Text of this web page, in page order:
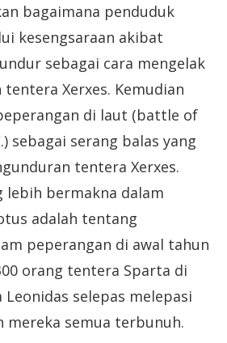
bagaimana penduduk
kesengsaraan akibat
sebagai cara mengelak
Xerxes. Kemudian
di laut (battle of
sebagai serang balas yang
tentera Xerxes.
lebih bermakna dalam
adalah tentang
peperangan di awal tahun
orang tentera Sparta di
Leonidas selepas melepasi
mereka semua terbunuh.